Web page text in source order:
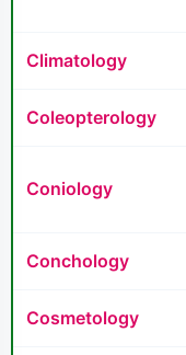
Climatology
Coleopterology
Coniology
Conchology
Cosmetology